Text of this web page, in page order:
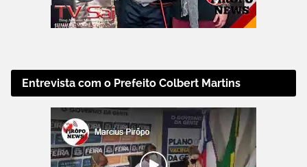
Entrevista com o Prefeito Colbert Martins